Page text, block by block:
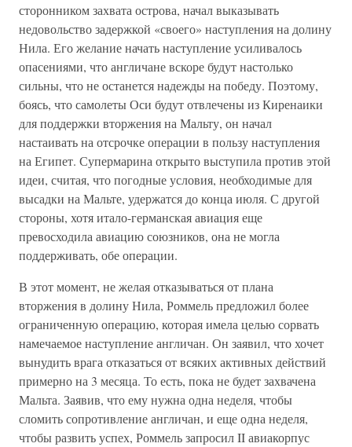
сторонником захвата острова, начал выказывать
недовольство задержкой «своего» наступления на долину
Нила. Его желание начать наступление усиливалось
опасениями, что англичане вскоре будут настолько
сильны, что не останется надежды на победу. Поэтому,
боясь, что самолеты Оси будут отвлечены из Киренаики
для поддержки вторжения на Мальту, он начал
настаивать на отсрочке операции в пользу наступления
на Египет. Супермарина открыто выступила против этой
идеи, считая, что погодные условия, необходимые для
высадки на Мальте, удержатся до конца июля. С другой
стороны, хотя итало-германская авиация еще
превосходила авиацию союзников, она не могла
поддерживать, обе операции.
В этот момент, не желая отказываться от плана
вторжения в долину Нила, Роммель предложил более
ограниченную операцию, которая имела целью сорвать
намечаемое наступление англичан. Он заявил, что хочет
вынудить врага отказаться от всяких активных действий
примерно на 3 месяца. То есть, пока не будет захвачена
Мальта. Заявив, что ему нужна одна неделя, чтобы
сломить сопротивление англичан, и еще одна неделя,
чтобы развить успех, Роммель запросил II авиакорпус